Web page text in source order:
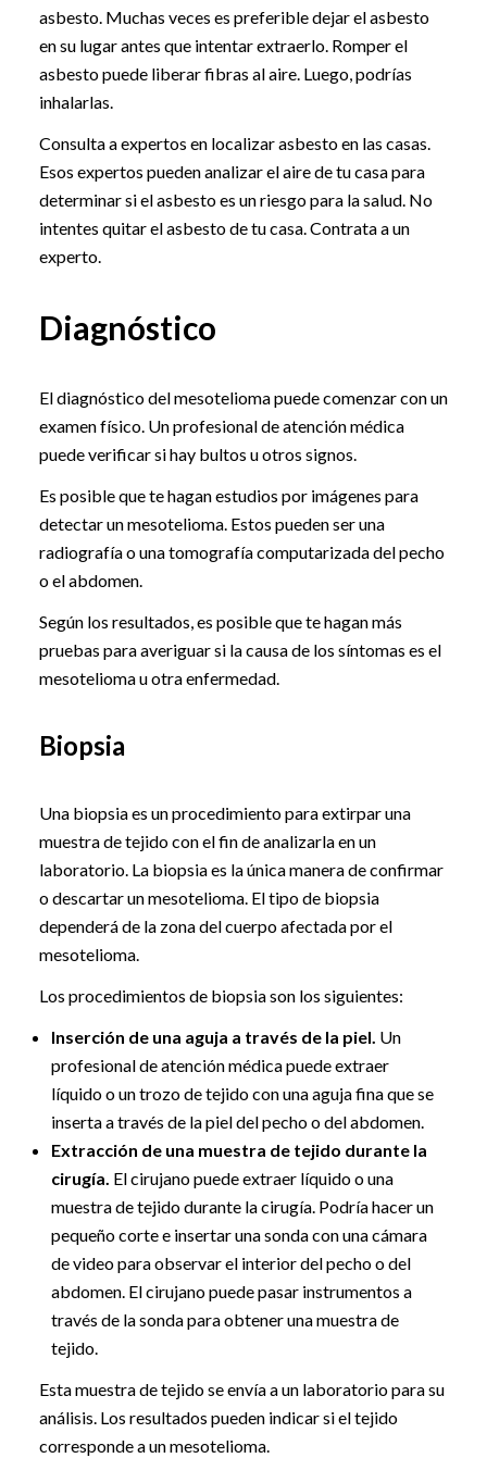
asbesto. Muchas veces es preferible dejar el asbesto
en su lugar antes que intentar extraerlo. Romper el
asbesto puede liberar fibras al aire. Luego, podrías
inhalarlas.
Consulta a expertos en localizar asbesto en las casas.
Esos expertos pueden analizar el aire de tu casa para
determinar si el asbesto es un riesgo para la salud. No
intentes quitar el asbesto de tu casa. Contrata a un
experto.
Diagnóstico
El diagnóstico del mesotelioma puede comenzar con un
examen físico. Un profesional de atención médica
puede verificar si hay bultos u otros signos.
Es posible que te hagan estudios por imágenes para
detectar un mesotelioma. Estos pueden ser una
radiografía o una tomografía computarizada del pecho
o el abdomen.
Según los resultados, es posible que te hagan más
pruebas para averiguar si la causa de los síntomas es el
mesotelioma u otra enfermedad.
Biopsia
Una biopsia es un procedimiento para extirpar una
muestra de tejido con el fin de analizarla en un
laboratorio. La biopsia es la única manera de confirmar
o descartar un mesotelioma. El tipo de biopsia
dependerá de la zona del cuerpo afectada por el
mesotelioma.
Los procedimientos de biopsia son los siguientes:
Inserción de una aguja a través de la piel. Un
profesional de atención médica puede extraer
líquido o un trozo de tejido con una aguja fina que se
inserta a través de la piel del pecho o del abdomen.
Extracción de una muestra de tejido durante la
cirugía. El cirujano puede extraer líquido o una
muestra de tejido durante la cirugía. Podría hacer un
pequeño corte e insertar una sonda con una cámara
de video para observar el interior del pecho o del
abdomen. El cirujano puede pasar instrumentos a
través de la sonda para obtener una muestra de
tejido.
Esta muestra de tejido se envía a un laboratorio para su
análisis. Los resultados pueden indicar si el tejido
corresponde a un mesotelioma.